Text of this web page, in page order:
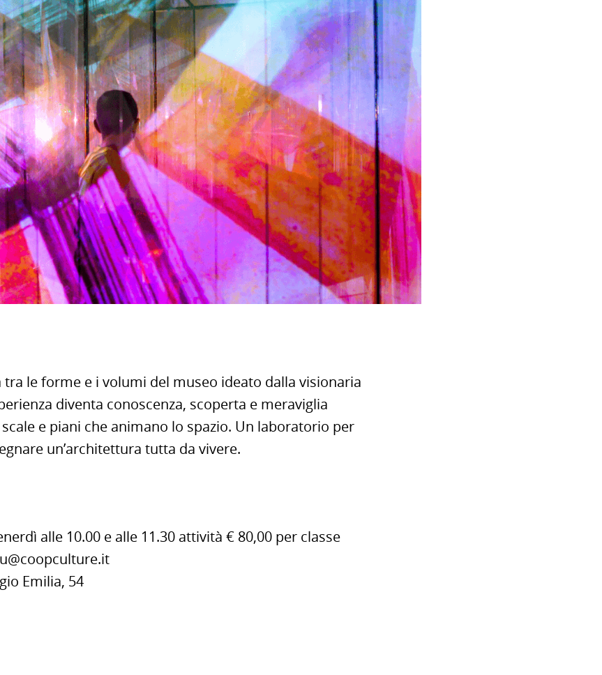
tra le forme e i volumi del museo ideato dalla visionaria
diventa conoscenza, scoperta e meraviglia
e piani che animano lo spazio. Un laboratorio per
un’architettura tutta da vivere.
alle 10.00 e alle 11.30 attività € 80,00 per classe
Emilia, 54